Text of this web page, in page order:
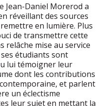
Jean-Daniel Morerod a
réveillant des sources
en lumière. Plus
de transmettre cette
relâche mise au service
étudiants sont
lui témoigner leur
dont les contributions
et parlent
un éclectisme
leur sujet en mettant la